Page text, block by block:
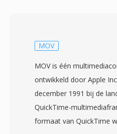
bytes, elk met één 4-byte
pakketstructuur stelt
snel opnieuw te
signaalonderbrekingen,
voor realtime
MOV
MOV is één
ontwikkeld door Apple
december 1991 bij de
QuickTime-
formaat van QuickTime